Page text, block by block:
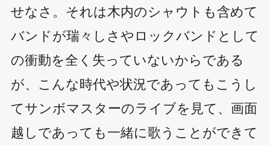
せなさ。それは木内のシャウトも含めて
バンドが瑞々しさやロックバンドとして
の衝動を全く失っていないからである
が、こんな時代や状況であってもこうし
てサンボマスターのライブを見て、画面
越しであっても一緒に歌うことができて